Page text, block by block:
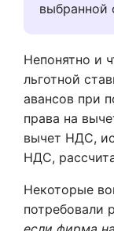
выбранной
Непонятно и
льготной
авансов при
права на
вычет НДС,
НДС,
Некоторые
потребовали